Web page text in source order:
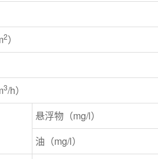
2）
3/h）
悬浮物（mg/l）
油（mg/l）